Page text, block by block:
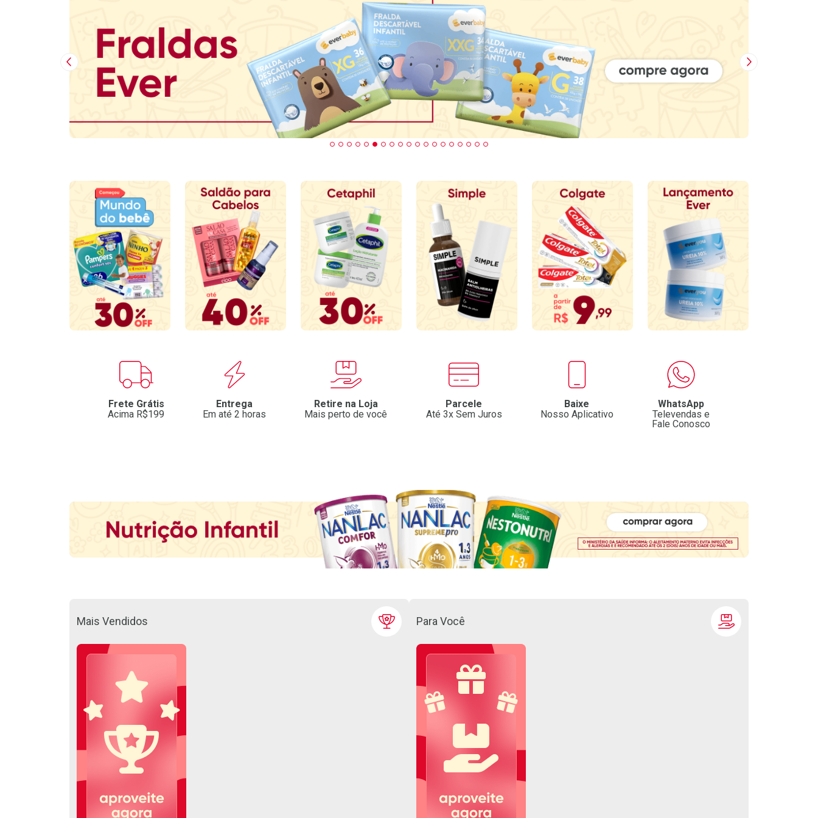
Imagem Anterior Próxima Imagem
Benefícios
Frete Grátis
Acima R$199
Entrega
Em até 2 horas
Retire na Loja
Mais perto de você
Parcele
Até 3x Sem Juros
Baixe
Nosso Aplicativo
WhatsApp
Televendas e
Fale Conosco
Mais Vendidos Para Você